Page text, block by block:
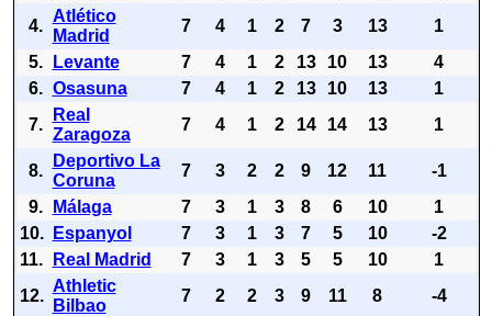
4.
Atlético
Madrid
7 4 1 2 7 3 13
1
5.
Levante 7 4 1 2 13 10 13
4
6. Osasuna 7 4 1 2 13 10 13
1
7.
Real
Zaragoza
7 4 1 2 14 14 13 1
8.
Deportivo La
Coruna
7 3 2 2 9 12 11
-1
9.
Málaga 7 3 1 3 8 6 10
1
10.
Espanyol 7 3 1 3 7 5 10
-2
11.
Real Madrid 7 3 1 3 5 5 10
1
12.
Athletic
Bilbao
7 2 2 3 9 11 8
-4